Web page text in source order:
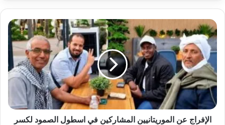
الإفراج عن الموريتانيين المشاركين في اسطول الصمود لكسر